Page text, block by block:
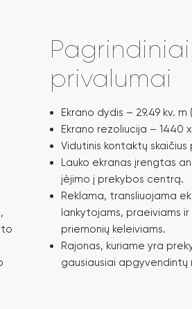
privalumai
Ekrano dydis – 29.49 kv. m
Ekrano rezoliucija – 1440
Vidutinis kontaktų skaičius
Lauko ekranas įrengtas
įėjimo į prekybos centrą.
Reklama, transliuojama
lankytojams, praeiviams
priemonių keleiviams.
Rajonas, kuriame yra
gausiausiai apgyvendintų